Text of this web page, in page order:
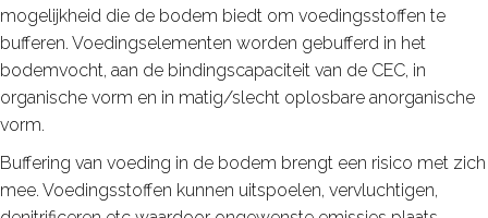
mogelijkheid die de bodem biedt om voedingsstoffen te
bufferen. Voedingselementen worden gebufferd in het
bodemvocht, aan de bindingscapaciteit van de CEC, in
organische vorm en in matig/slecht oplosbare anorganische
vorm.
Buffering van voeding in de bodem brengt een risico met zich
mee. Voedingsstoffen kunnen uitspoelen, vervluchtigen,